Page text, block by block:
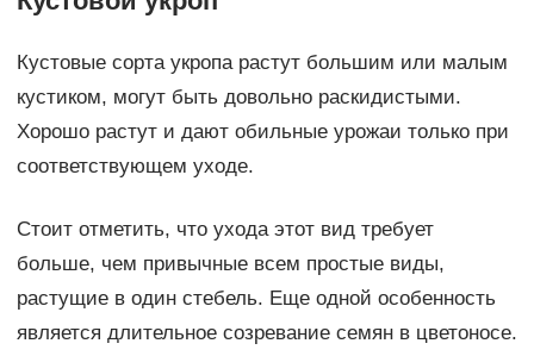
Кустовые сорта укропа растут большим или малым
кустиком, могут быть довольно раскидистыми.
Хорошо растут и дают обильные урожаи только при
соответствующем уходе.
Стоит отметить, что ухода этот вид требует
больше, чем привычные всем простые виды,
растущие в один стебель. Еще одной особенность
является длительное созревание семян в цветоносе.